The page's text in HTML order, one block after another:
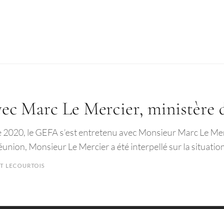
Marc Le Mercier, ministère
2020, le GEFA s’est entretenu avec Monsieur Marc Le
Monsieur Le Mercier a été interpellé sur la
LECOURTOIS